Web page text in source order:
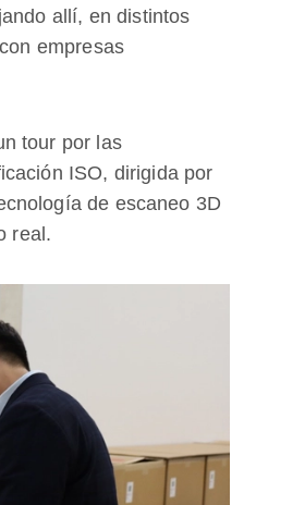
allí, en distintos
empresas
tour por las
ISO, dirigida por
de escaneo 3D
real.